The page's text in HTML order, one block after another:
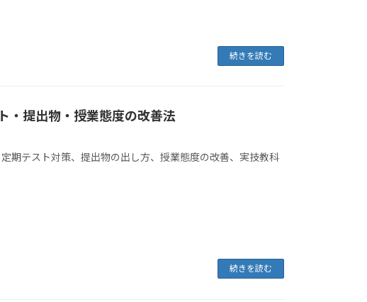
続きを読む
・提出物・授業態度の改善法
期テスト対策、提出物の出し方、授業態度の改善、実技教科
続きを読む